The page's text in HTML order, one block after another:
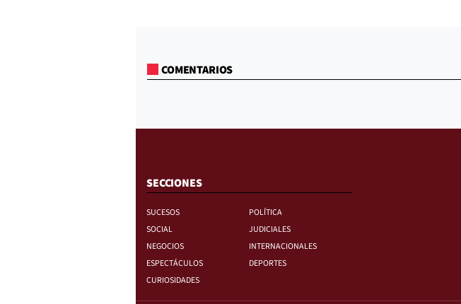
COMENTARIOS
SECCIONES
SUCESOS
POLÍTICA
SOCIAL
JUDICIALES
NEGOCIOS
INTERNACIONALES
ESPECTÁCULOS
DEPORTES
CURIOSIDADES